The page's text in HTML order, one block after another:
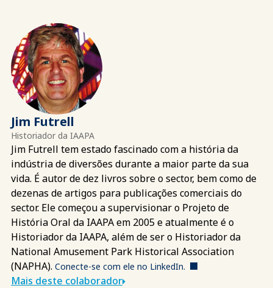
Jim Futrell
Historiador da IAAPA
Jim Futrell tem estado fascinado com a história da
indústria de diversões durante a maior parte da sua
vida. É autor de dez livros sobre o sector, bem como de
dezenas de artigos para publicações comerciais do
sector. Ele começou a supervisionar o Projeto de
História Oral da IAAPA em 2005 e atualmente é o
Historiador da IAAPA, além de ser o Historiador da
National Amusement Park Historical Association
(NAPHA). Conecte-se com ele no LinkedIn.
Mais deste colaborador